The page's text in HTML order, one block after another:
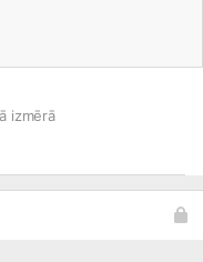
izmērā